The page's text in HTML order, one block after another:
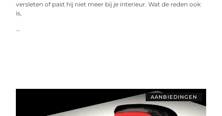
versleten of past hij niet meer bij je interieur. Wat de reden ook
is,
...
AANBIEDINGEN